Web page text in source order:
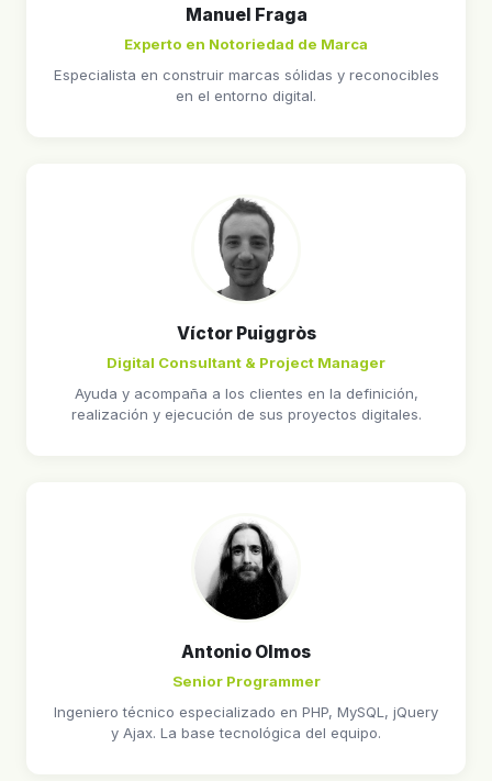
Manuel Fraga
Experto en Notoriedad de Marca
Especialista en construir marcas sólidas y reconocibles
en el entorno digital.
Víctor Puiggròs
Digital Consultant & Project Manager
Ayuda y acompaña a los clientes en la definición,
realización y ejecución de sus proyectos digitales.
Antonio Olmos
Senior Programmer
Ingeniero técnico especializado en PHP, MySQL, jQuery
y Ajax. La base tecnológica del equipo.